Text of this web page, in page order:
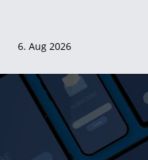
6. Aug 2026